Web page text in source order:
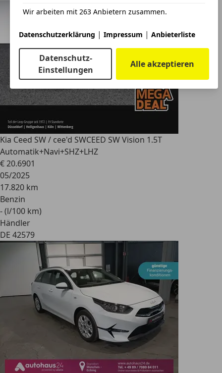
Wir arbeiten mit 263 Anbietern zusammen.
Datenschutzerklärung | Impressum | Anbieterliste
Datenschutz-
Einstellungen
Alle akzeptieren
Kia Ceed SW / cee'd SWCEED SW Vision 1.5T
Automatik+Navi+SHZ+LHZ
€ 20.6901
05/2025
17.820 km
Benzin
- (l/100 km)
Händler
DE 42579